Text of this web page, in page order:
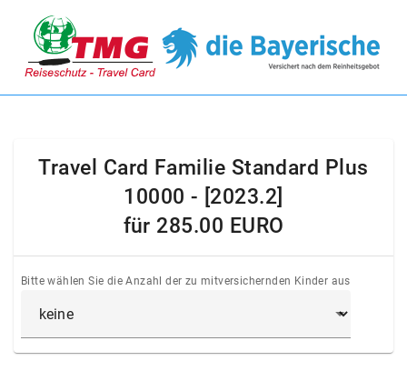
Travel Card Familie Standard Plus
10000 - [2023.2]
für 285.00 EURO
Bitte wählen Sie die Anzahl der zu mitversichernden Kinder aus